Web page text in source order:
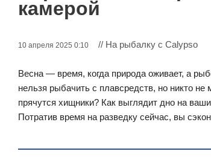
камерой
10 апреля 2025 0:10 // На рыбалку с Calypso
Весна — время, когда природа оживает, а
нельзя рыбачить с плавсредств, но никто
прячутся хищники? Как выглядит дно на
Потратив время на разведку сейчас, вы